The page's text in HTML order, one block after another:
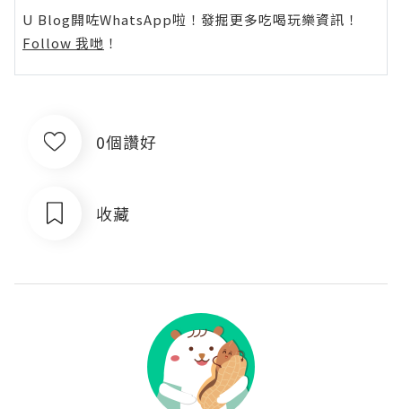
U Blog開咗WhatsApp啦！發掘更多吃喝玩樂資訊！
Follow 我哋 ！
0個讚好
收藏